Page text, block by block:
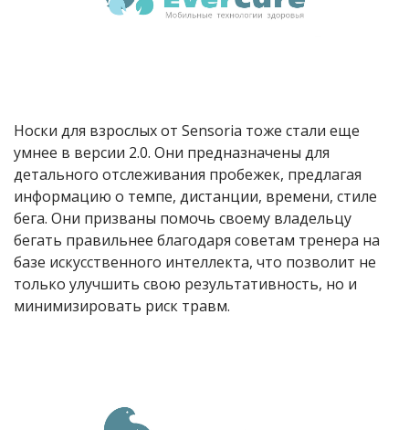
Носки для взрослых от Sensoria тоже стали еще
умнее в версии 2.0. Они предназначены для
детального отслеживания пробежек, предлагая
информацию о темпе, дистанции, времени, стиле
бега. Они призваны помочь своему владельцу
бегать правильнее благодаря советам тренера на
базе искусственного интеллекта, что позволит не
только улучшить свою результативность, но и
минимизировать риск травм.